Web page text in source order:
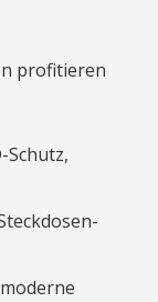
profitieren
Schutz,